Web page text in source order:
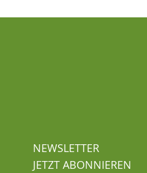
NEWSLETTER
JETZT ABONNIEREN